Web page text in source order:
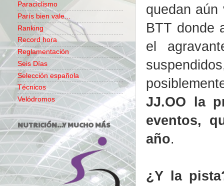
quedan
BTT donde
el
JJ.OO la
eventos,
año.
¿Y la
Paraciclismo
París bien vale...
Ranking
Record hora
Reglamentación
Seis Días
Selección española
Técnicos
Velódromos
NUTRICIÓN...Y MUCHO MÁS